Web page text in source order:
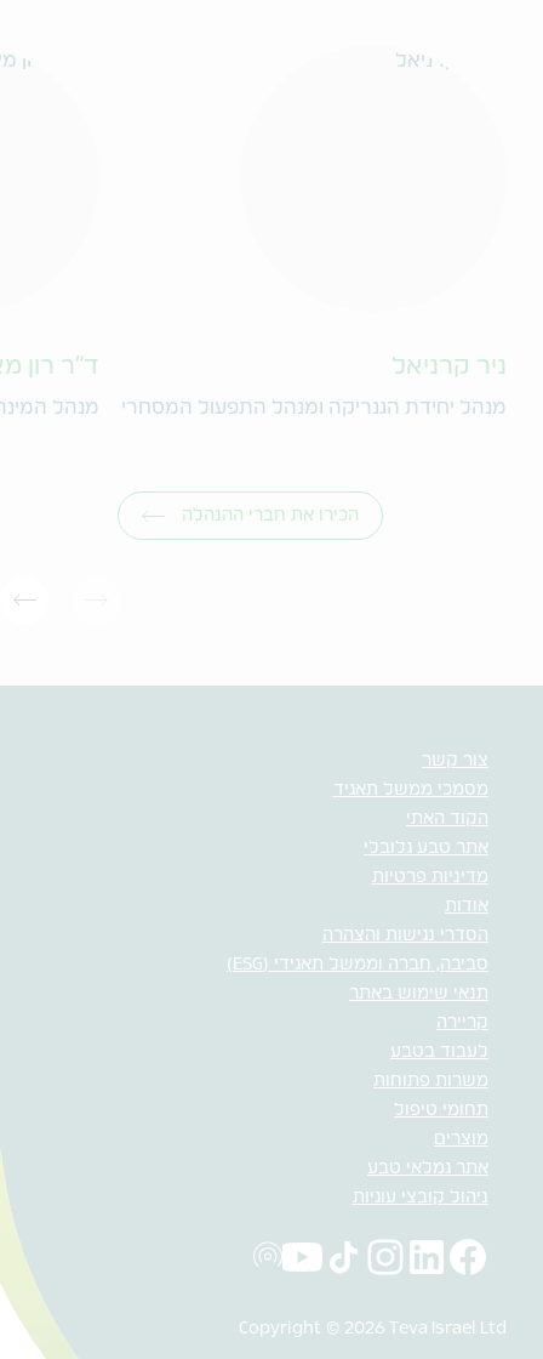
ניר קרניאל
מנהל יחידת הגנריקה ומנהל התפעול המסחרי
הכירו את חברי ההנהלה
ד"ר רון
מנהל
צור קשר
מסמכי ממשל תאגיד
הקוד האתי
אתר טבע גלובלי
מדיניות פרטיות
אודות
הסדרי נגישות והצהרה
סביבה, חברה וממשל תאגידי (ESG)
תנאי שימוש באתר
קריירה
לעבוד בטבע
משרות פתוחות
תחומי טיפול
מוצרים
אתר גמלאי טבע
ניהול קובצי עוגיות
Copyright © 2026 Teva Israel Ltd